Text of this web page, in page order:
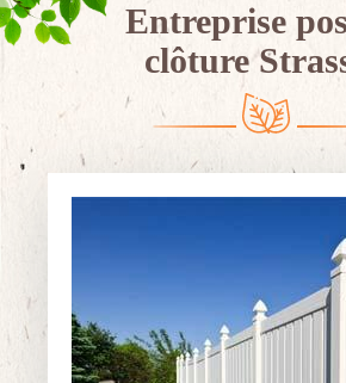
Entreprise
clôture